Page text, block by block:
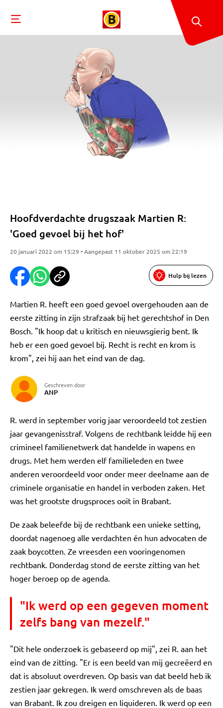
Hoofdverdachte drugszaak Martien R:
'Goed gevoel bij het hof'
20 januari 2022 om 15:29 • Aangepast 11 oktober 2025 om 22:19
Hulp bij lezen
Martien R. heeft een goed gevoel overgehouden aan de
eerste zitting in zijn strafzaak bij het gerechtshof in Den
Bosch. "Ik hoop dat u kritisch en nieuwsgierig bent. Ik
heb er een goed gevoel bij. Recht is recht en krom is
krom", zei hij aan het eind van de dag.
Geschreven door
ANP
R. werd in september vorig jaar veroordeeld tot zestien
jaar gevangenisstraf. Volgens de rechtbank leidde hij een
crimineel familienetwerk dat handelde in wapens en
drugs. Met hem werden elf familieleden en twee
anderen veroordeeld voor onder meer deelname aan de
criminele organisatie en handel in verboden zaken. Het
was het grootste drugsproces ooit in Brabant.
De zaak beleefde bij de rechtbank een unieke setting,
doordat nagenoeg alle verdachten én hun advocaten de
zaak boycotten. Ze vreesden een vooringenomen
rechtbank. Donderdag stond de eerste zitting van het
hoger beroep op de agenda.
"Ik werd op een gegeven moment
zelfs bang van mezelf."
"Dit hele onderzoek is gebaseerd op mij", zei R. aan het
eind van de zitting. "Er is een beeld van mij gecreëerd en
dat is absoluut overdreven. Op basis van dat beeld heb ik
zestien jaar gekregen. Ik werd omschreven als de baas
van Brabant. Ik zou dreigen en liquideren. Ik werd op een